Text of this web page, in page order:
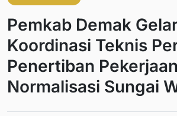
Pemkab Demak
Koordinasi Teknis
Penertiban Pekerjaan
Normalisasi Sungai